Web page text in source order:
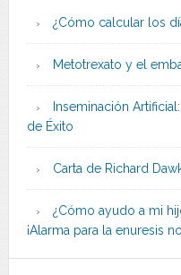
¿Cómo calcular los
Metotrexato y el
Inseminación
de Éxito
Carta de Richard
¿Cómo ayudo a mi
¡Alarma para la enuresis